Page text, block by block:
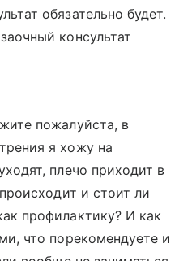
обязательно будет.
консультат
пожалуйста, в
я хожу на
плечо приходит в
и стоит ли
профилактику? И как
что порекомендуете и